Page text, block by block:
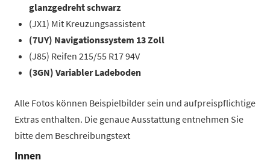
glanzgedreht schwarz
(JX1) Mit Kreuzungsassistent
(7UY) Navigationssystem 13 Zoll
(J85) Reifen 215/55 R17 94V
(3GN) Variabler Ladeboden
Alle Fotos können Beispielbilder sein und aufpreispflichtige
Extras enthalten. Die genaue Ausstattung entnehmen Sie
bitte dem Beschreibungstext
Innen